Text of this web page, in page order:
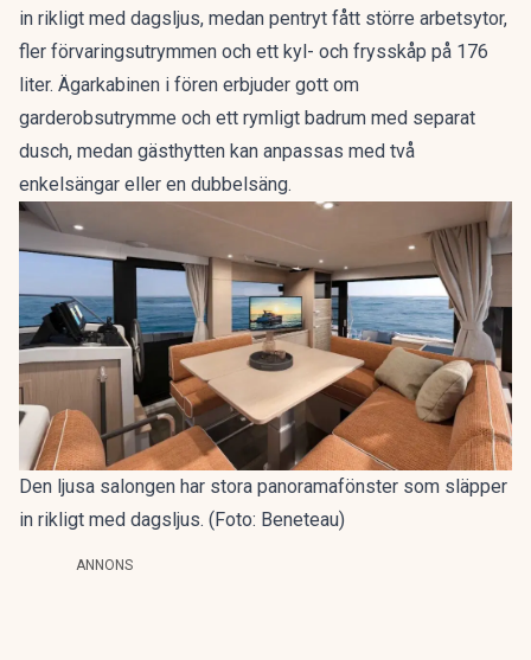
in rikligt med dagsljus, medan pentryt fått större arbetsytor,
fler förvaringsutrymmen och ett kyl- och frysskåp på 176
liter. Ägarkabinen i fören erbjuder gott om
garderobsutrymme och ett rymligt badrum med separat
dusch, medan gästhytten kan anpassas med två
enkelsängar eller en dubbelsäng.
Den ljusa salongen har stora panoramafönster som släpper
in rikligt med dagsljus. (Foto: Beneteau)
ANNONS